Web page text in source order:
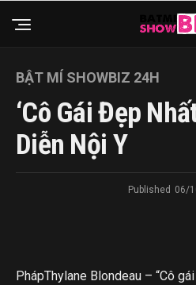
BẬT MÍ SHOWBIZ 24H
‘Cô Gái Đẹp
Diễn Nội Y
Published 06/
PhápThylane Blondeau – “Cô